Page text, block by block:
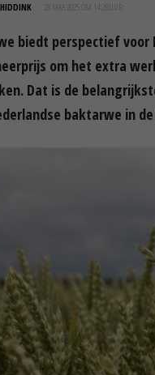
28 MAA 2025 OM 14:28
biedt perspectief
om het extra
Dat is de
baktarwe in